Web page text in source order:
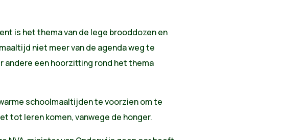
is het thema van de lege brooddozen en
niet meer van de agenda weg te
andere een hoorzitting rond het thema
schoolmaaltijden te voorzien om te
tot leren komen, vanwege de honger.